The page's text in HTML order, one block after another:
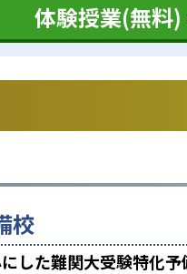
体験授業(無料)
校
した難関大受験特化予